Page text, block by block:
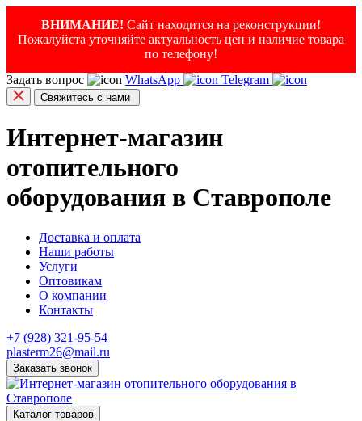
ВНИМАНИЕ! Сайт находится на реконструкции!
Пожалуйста уточняйте актуальность цен и наличие товара
по телефону!
Задать вопрос
WhatsApp Telegram
Свяжитесь с нами
Интернет-магазин
отопительного
оборудования в Ставрополе
Доставка и оплата
Наши работы
Услуги
Оптовикам
О компании
Контакты
+7 (928) 321-95-54
plasterm26@mail.ru
Заказать звонок
Каталог товаров